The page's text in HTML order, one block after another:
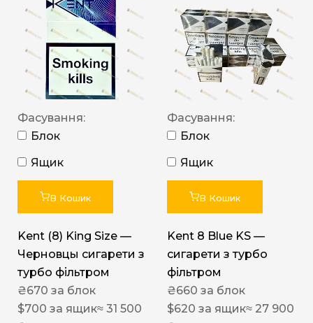
Фасування:
Блок
Ящик
В Кошик
Kent (8) King Size —
Черновцы сигарети з
турбо фільтром
₴670 за блок
$700 за ящик≈ 31 500
Фасування:
Блок
Ящик
В Кошик
Kent 8 Blue KS —
сигарети з турбо
фільтром
₴660 за блок
$620 за ящик≈ 27 900